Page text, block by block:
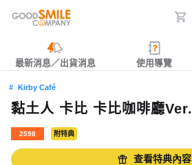
最新消息／出貨消息 使用導覽
Kirby Café
黏土人 卡比 卡比咖啡廳Ver.
2598 附特典
查看特典內容